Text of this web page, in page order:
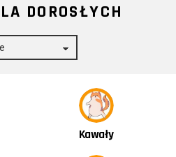
DOROSŁYCH
Kawały